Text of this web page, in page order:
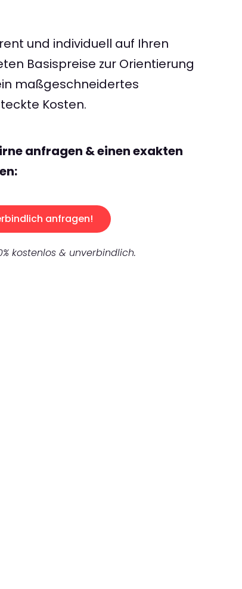
und individuell auf Ihren
Basispreise zur Orientierung
maßgeschneidertes
Kosten.
anfragen & einen exakten
anfragen!
kostenlos & unverbindlich.